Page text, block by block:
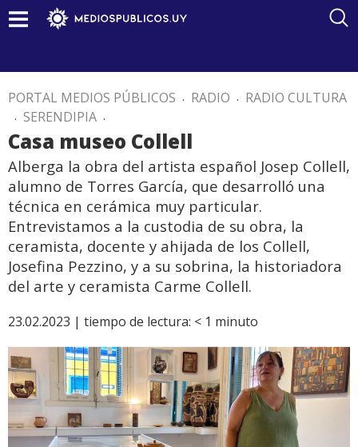
PORTAL MEDIOS PÚBLICOS . RADIO . RADIO CULTURA
. SERENDIPIA .
Casa museo Collell
Alberga la obra del artista español Josep Collell,
alumno de Torres García, que desarrolló una
técnica en cerámica muy particular.
Entrevistamos a la custodia de su obra, la
ceramista, docente y ahijada de los Collell,
Josefina Pezzino, y a su sobrina, la historiadora
del arte y ceramista Carme Collell.
23.02.2023 | tiempo de lectura: < 1 minuto